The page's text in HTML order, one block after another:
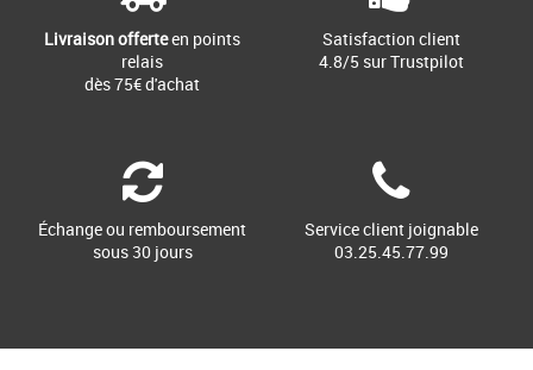
Livraison offerteen points
relais
dès 75€ d'achat
Satisfaction client
4.8/5 sur Trustpilot
Échange ou remboursement
sous 30 jours
Service client joignable
03.25.45.77.99